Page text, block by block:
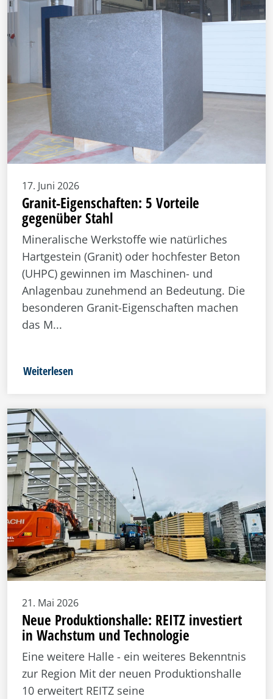
17. Juni 2026
Granit-Eigenschaften: 5 Vorteile
gegenüber Stahl
Mineralische Werkstoffe wie natürliches
Hartgestein (Granit) oder hochfester Beton
(UHPC) gewinnen im Maschinen- und
Anlagenbau zunehmend an Bedeutung. Die
besonderen Granit-Eigenschaften machen
das M...
Weiterlesen
21. Mai 2026
Neue Produktionshalle: REITZ investiert
in Wachstum und Technologie
Eine weitere Halle - ein weiteres Bekenntnis
zur Region Mit der neuen Produktionshalle
10 erweitert REITZ seine